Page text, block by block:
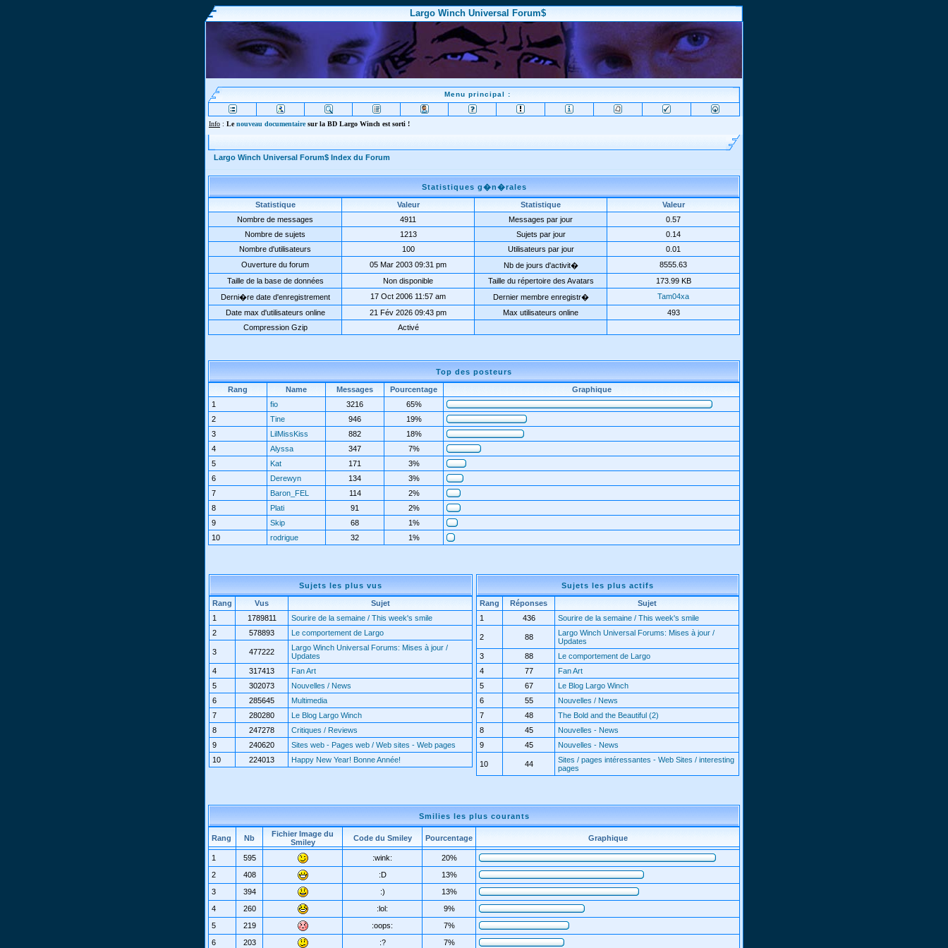
Largo Winch Universal Forum$
Menu principal :
Info : Lenouveau documentairesur la BD Largo Winch est sorti !
Largo Winch Universal Forum$ Index du Forum
Statistiques g�n�rales
Statistique Valeur Statistique
Valeur
Nombre de messages
4911 Messages par jour
0.57
Nombre de sujets
1213 Sujets par jour
0.14
Nombre d'utilisateurs
100 Utilisateurs par jour
0.01
Ouverture du forum
05 Mar 2003 09:31 pm Nb de jours d'activit�
8555.63
Taille de la base de données
Non disponible Taille du répertoire des Avatars
173.99 KB
Derni�re date d'enregistrement
17 Oct 2006 11:57 am Dernier membre enregistr�
Tam04xa
Date max d'utilisateurs online
21 Fév 2026 09:43 pm Max utilisateurs online
493
Compression Gzip
Activé
Top des posteurs
Rang Name Messages Pourcentage
Graphique
1
fio 3216
65%
2
Tine 946
19%
3
LilMissKiss 882
18%
4
Alyssa 347
7%
5
Kat 171
3%
6
Derewyn 134
3%
7
Baron_FEL 114
2%
8
Plati 91
2%
9
Skip 68
1%
10
rodrigue 32 1%
Sujets les plus vus
Rang Vus
Sujet
1
1789811
Sourire de la semaine / This week's smile
2
578893 Le comportement de Largo
3 477222
Largo Winch Universal Forums: Mises à jour /
Updates
4
317413
Fan Art
5
302073
Nouvelles / News
6
285645
Multimedia
7
280280
Le Blog Largo Winch
8
247278
Critiques / Reviews
9
240620
Sites web - Pages web / Web sites - Web pages
10
224013 Happy New Year! Bonne Année!
Sujets les plus actifs
Rang Réponses
Sujet
1
436 Sourire de la semaine / This week's smile
2 88
Largo Winch Universal Forums: Mises à jour /
Updates
3
88
Le comportement de Largo
4
77
Fan Art
5
67
Le Blog Largo Winch
6
55
Nouvelles / News
7
48
The Bold and the Beautiful (2)
8
45
Nouvelles - News
9
45 Nouvelles - News
10 44
Sites / pages intéressantes - Web Sites / interesting
pages
Smilies les plus courants
Rang Nb
Fichier Image du
Smiley
Code du Smiley Pourcentage Graphique
1 595 :wink:
20%
2
408 :D
13%
3
394 :)
13%
4
260 :lol:
9%
5
219 :oops:
7%
6
203 :? 7%